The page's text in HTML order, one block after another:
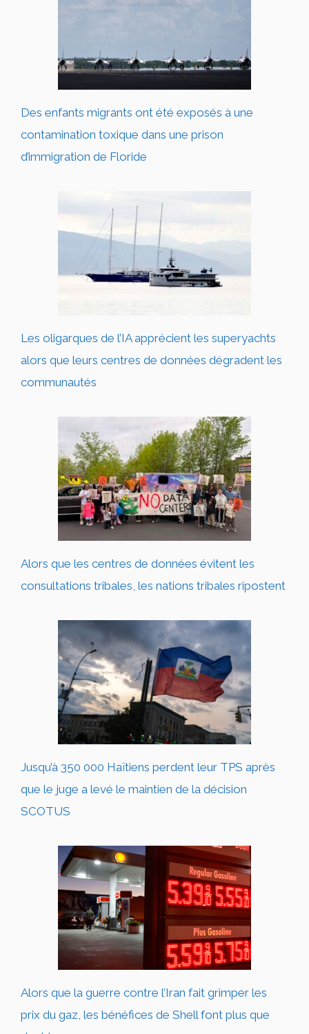
Des enfants migrants ont été exposés à une
contamination toxique dans une prison
d’immigration de Floride
Les oligarques de l’IA apprécient les superyachts
alors que leurs centres de données dégradent les
communautés
Alors que les centres de données évitent les
consultations tribales, les nations tribales ripostent
Jusqu’à 350 000 Haïtiens perdent leur TPS après
que le juge a levé le maintien de la décision
SCOTUS
Alors que la guerre contre l’Iran fait grimper les
prix du gaz, les bénéfices de Shell font plus que